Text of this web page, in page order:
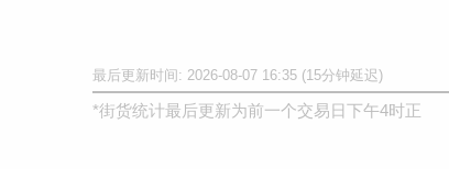
最后更新时间: 2026-08-07 16:35 (15分钟延迟)
*街货统计最后更新为前一个交易日下午4时正